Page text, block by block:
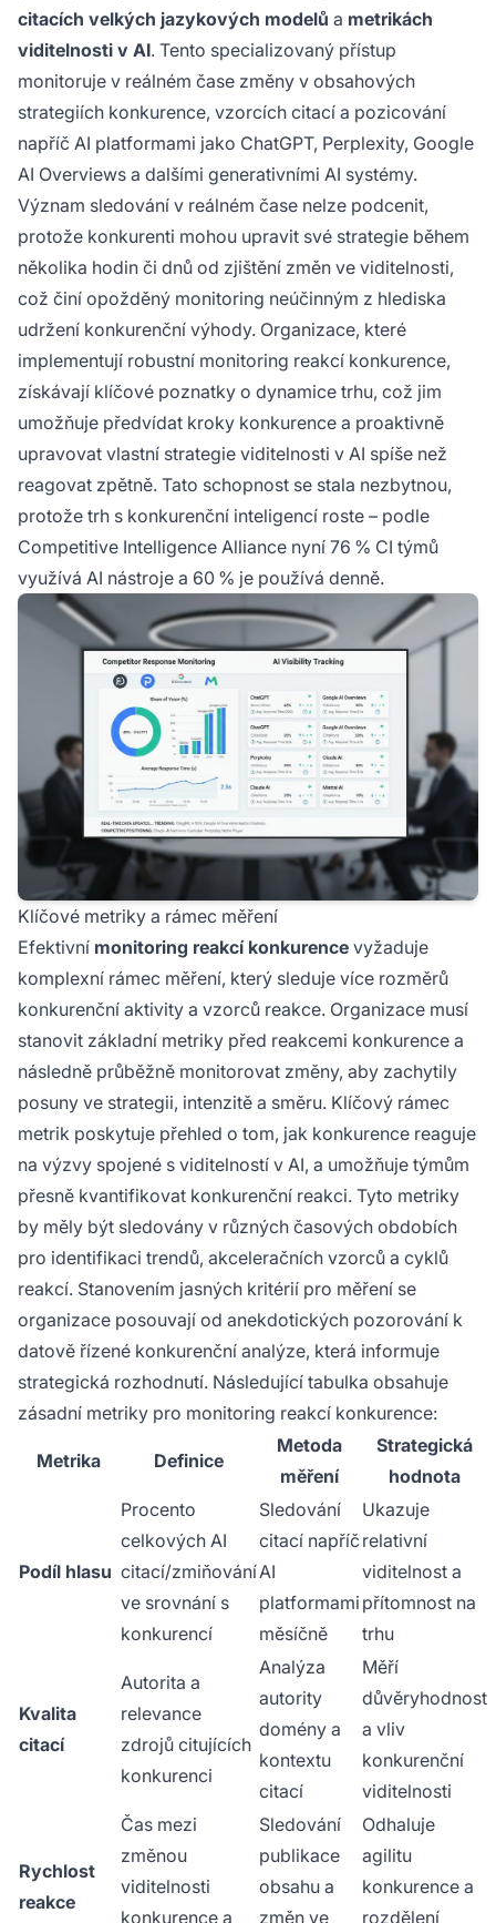
citacích velkých jazykových modelů a metrikách
viditelnosti v AI. Tento specializovaný přístup
monitoruje v reálném čase změny v obsahových
strategiích konkurence, vzorcích citací a pozicování
napříč AI platformami jako ChatGPT, Perplexity, Google
AI Overviews a dalšími generativními AI systémy.
Význam sledování v reálném čase nelze podcenit,
protože konkurenti mohou upravit své strategie během
několika hodin či dnů od zjištění změn ve viditelnosti,
což činí opožděný monitoring neúčinným z hlediska
udržení konkurenční výhody. Organizace, které
implementují robustní monitoring reakcí konkurence,
získávají klíčové poznatky o dynamice trhu, což jim
umožňuje předvídat kroky konkurence a proaktivně
upravovat vlastní strategie viditelnosti v AI spíše než
reagovat zpětně. Tato schopnost se stala nezbytnou,
protože trh s konkurenční inteligencí roste – podle
Competitive Intelligence Alliance nyní 76 % CI týmů
využívá AI nástroje a 60 % je používá denně.
Klíčové metriky a rámec měření
Efektivní monitoring reakcí konkurence vyžaduje
komplexní rámec měření, který sleduje více rozměrů
konkurenční aktivity a vzorců reakce. Organizace musí
stanovit základní metriky před reakcemi konkurence a
následně průběžně monitorovat změny, aby zachytily
posuny ve strategii, intenzitě a směru. Klíčový rámec
metrik poskytuje přehled o tom, jak konkurence reaguje
na výzvy spojené s viditelností v AI, a umožňuje týmům
přesně kvantifikovat konkurenční reakci. Tyto metriky
by měly být sledovány v různých časových obdobích
pro identifikaci trendů, akceleračních vzorců a cyklů
reakcí. Stanovením jasných kritérií pro měření se
organizace posouvají od anekdotických pozorování k
datově řízené konkurenční analýze, která informuje
strategická rozhodnutí. Následující tabulka obsahuje
zásadní metriky pro monitoring reakcí konkurence:
Metrika Definice
Metoda
měření
Strategická
hodnota
Podíl hlasu
Procento
celkových AI
citací/zmiňování
ve srovnání s
konkurencí
Sledování
citací napříč
AI
platformami
měsíčně
Ukazuje
relativní
viditelnost a
přítomnost na
trhu
Kvalita
citací
Autorita a
relevance
zdrojů citujících
konkurenci
Analýza
autority
domény a
kontextu
citací
Měří
důvěryhodnost
a vliv
konkurenční
viditelnosti
Rychlost
reakce
Čas mezi
změnou
viditelnosti
konkurence a
Sledování
publikace
obsahu a
změn ve
Odhaluje
agilitu
konkurence a
rozdělení